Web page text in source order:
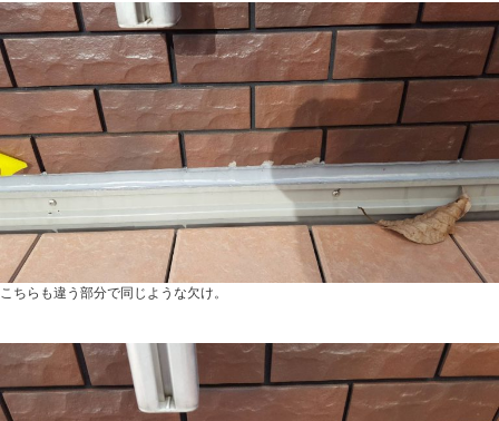
こちらも違う部分で同じような欠け。